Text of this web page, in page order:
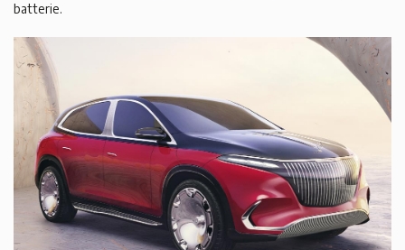
batterie.